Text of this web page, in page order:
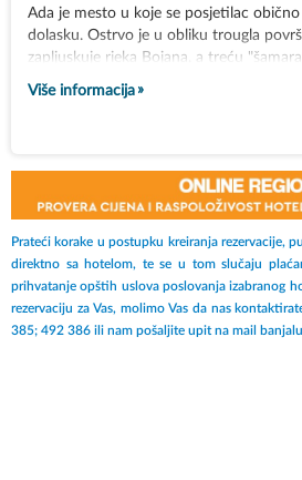
Ada je mesto u koje se posjetilac
dolasku. Ostrvo je u obliku trougla
zapljuskuje rieka Bojana, a treću
konačne, već su iz godine u godinu
stalnim pomjeranjem obala i granica,
izgledom plaže. Ada Bojana je dugi niz
aduta ovog letovališta jeste 2880
Više informacija
Prateći korake u postupku kreiranja rezervacije,
direktno sa hotelom, te se u tom slučaju
prihvatanje opštih uslova poslovanja izabranog
rezervaciju za Vas, molimo Vas da nas
385; 492 386 ili nam pošaljite upit na mail